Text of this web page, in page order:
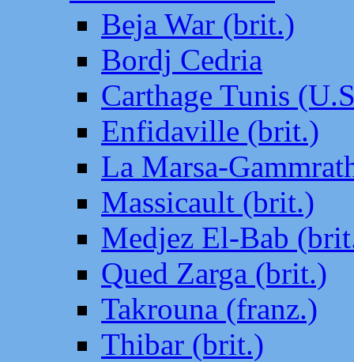
Beja War (brit.)
Bordj Cedria
Carthage Tunis
Enfidaville (brit.)
La Marsa-
Massicault (brit.)
Medjez El-Bab
Qued Zarga (brit.)
Takrouna (franz.)
Thibar (brit.)